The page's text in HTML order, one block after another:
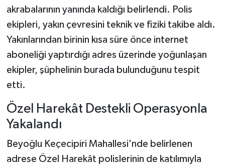
akrabalarının yanında kaldığı belirlendi. Polis
ekipleri, yakın çevresini teknik ve fiziki takibe aldı.
Yakınlarından birinin kısa süre önce internet
aboneliği yaptırdığı adres üzerinde yoğunlaşan
ekipler, şüphelinin burada bulunduğunu tespit
etti.
Özel Harekât Destekli Operasyonla
Yakalandı
Beyoğlu Keçecipiri Mahallesi'nde belirlenen
adrese Özel Harekât polislerinin de katılımıyla